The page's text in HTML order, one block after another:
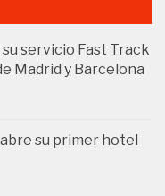
servicio Fast Track
Madrid y Barcelona
su primer hotel